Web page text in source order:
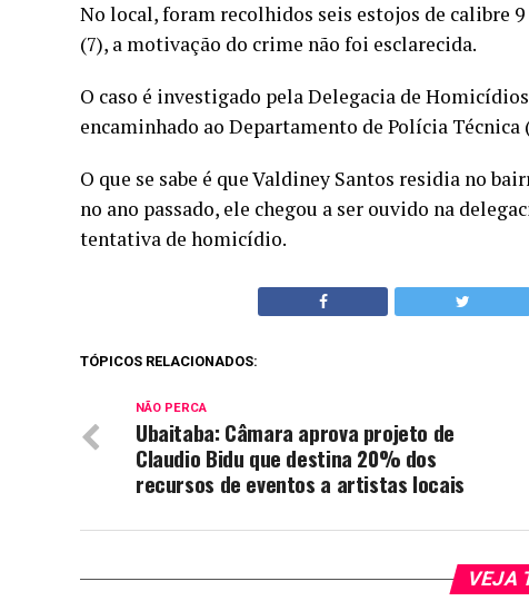
No local, foram recolhidos seis estojos de
(7), a motivação do crime não foi esclarecida.
O caso é investigado pela Delegacia de
encaminhado ao Departamento de Polícia Técnica
O que se sabe é que Valdiney Santos residia no
no ano passado, ele chegou a ser ouvido na
tentativa de homicídio.
TÓPICOS RELACIONADOS:
NÃO PERCA
Ubaitaba: Câmara aprova projeto de
Claudio Bidu que destina 20% dos
recursos de eventos a artistas locais
VEJA